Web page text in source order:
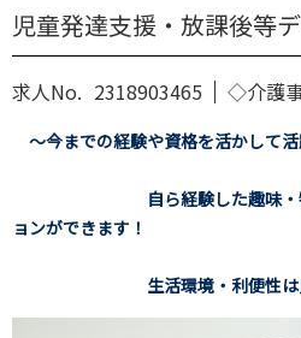
児童発達支援・放課後等
求人No. 2318903465 ◇介護
～今までの経験や資格を活かして
自ら経験した趣味・特技
ョンができます！
生活環境・利便性は良